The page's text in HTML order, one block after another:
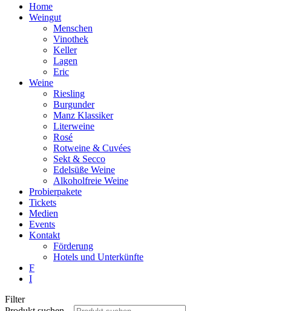
Home
Weingut
Menschen
Vinothek
Keller
Lagen
Eric
Weine
Riesling
Burgunder
Manz Klassiker
Literweine
Rosé
Rotweine & Cuvées
Sekt & Secco
Edelsüße Weine
Alkoholfreie Weine
Probierpakete
Tickets
Medien
Events
Kontakt
Förderung
Hotels und Unterkünfte
F
I
Filter